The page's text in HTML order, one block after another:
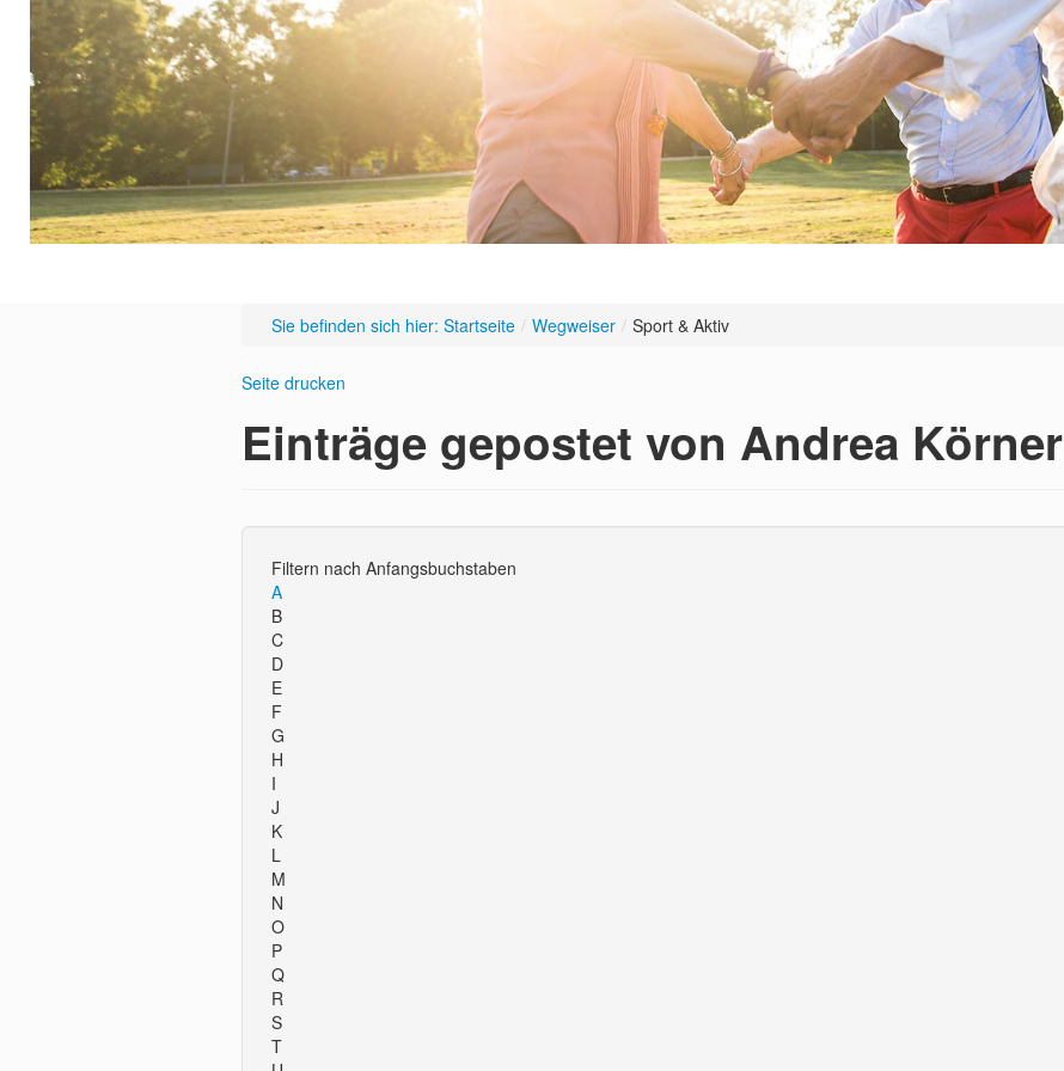
Sie befinden sich hier: Startseite / Wegweiser / Sport & Aktiv
Seite drucken
Einträge gepostet von Andrea Körner
Filtern nach Anfangsbuchstaben
A
B
C
D
E
F
G
H
I
J
K
L
M
N
O
P
Q
R
S
T